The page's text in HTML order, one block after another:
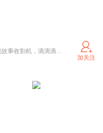
刷到我，你算是找到宝啦！高能故事收割机，滴滴滴，出发！
加关注